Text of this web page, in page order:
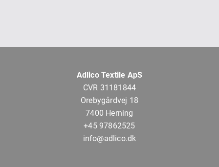
Adlico Textile ApS
CVR 31181844
Orebygårdvej 18
7400 Herning
+45 97862525
info@adlico.dk